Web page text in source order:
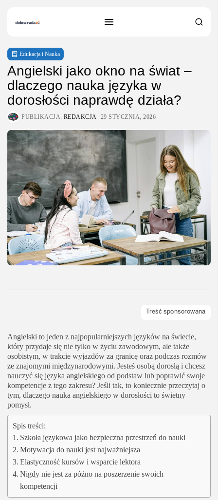
Edukacja i Nauka
Angielski jako okno na świat –
dlaczego nauka języka w
dorosłości naprawdę działa?
PUBLIKACJA: REDAKCJA 29 STYCZNIA, 2026
Angielski to jeden z najpopularniejszych języków na świecie,
który przydaje się nie tylko w życiu zawodowym, ale także
osobistym, w trakcie wyjazdów za granicę oraz podczas rozmów
ze znajomymi międzynarodowymi. Jesteś osobą dorosłą i chcesz
nauczyć się języka angielskiego od podstaw lub poprawić swoje
kompetencje z tego zakresu? Jeśli tak, to koniecznie przeczytaj o
tym, dlaczego nauka angielskiego w dorosłości to świetny
pomysł.
Spis treści:
Szkoła językowa jako bezpieczna przestrzeń do nauki
Motywacja do nauki jest najważniejsza
Elastyczność kursów i wsparcie lektora
Nigdy nie jest za późno na poszerzenie swoich
kompetencji